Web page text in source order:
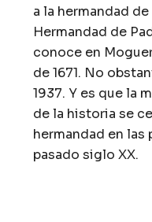
a la hermandad
Hermandad de
conoce en
de 1671. No
1937. Y es que la
de la historia se
hermandad en las
pasado siglo XX.